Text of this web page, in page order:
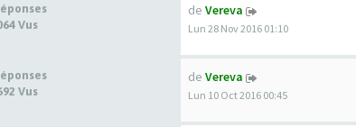
Vus
de Vereva
Lun 28 Nov 2016 01:10
Vus
de Vereva
Lun 10 Oct 2016 00:45